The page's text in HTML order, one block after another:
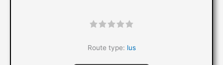
Route type: lus